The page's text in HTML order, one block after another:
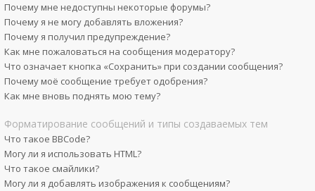
Почему мне недоступны некоторые форумы?
Почему я не могу добавлять вложения?
Почему я получил предупреждение?
Как мне пожаловаться на сообщения модератору?
Что означает кнопка «Сохранить» при создании сообщения?
Почему моё сообщение требует одобрения?
Как мне вновь поднять мою тему?
Форматирование сообщений и типы создаваемых тем
Что такое BBCode?
Могу ли я использовать HTML?
Что такое смайлики?
Могу ли я добавлять изображения к сообщениям?